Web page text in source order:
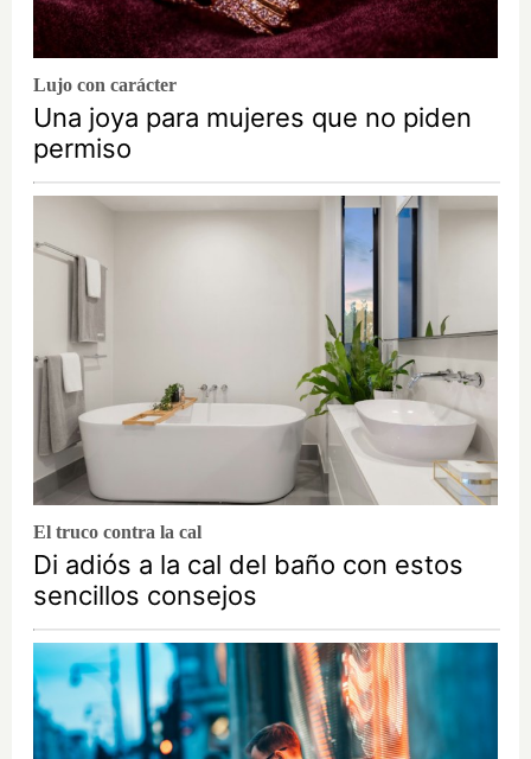
Lujo con carácter
Una joya para mujeres que no piden
permiso
El truco contra la cal
Di adiós a la cal del baño con estos
sencillos consejos